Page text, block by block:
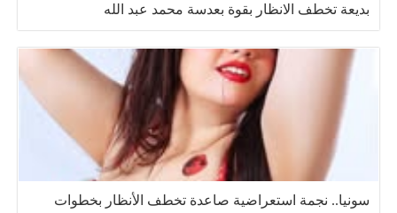
بديعة تخطف الانظار بقوة بعدسة محمد عبد الله
سونيا.. نجمة استعراضية صاعدة تخطف الأنظار بخطوات